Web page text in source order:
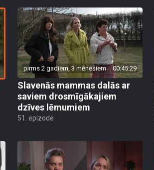
pirms 2 gadiem, 3 mēnešiem 00:45:29
Slavenās mammas dalās ar
saviem drosmīgākajiem
dzīves lēmumiem
51. epizode